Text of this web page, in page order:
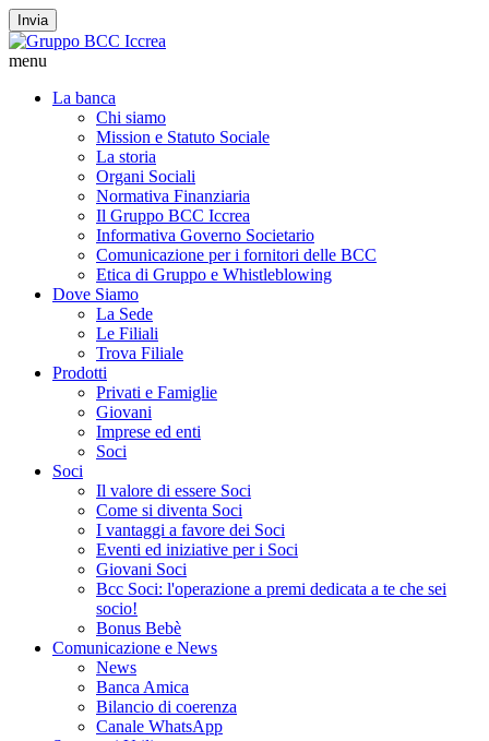
Invia
menu
La banca
Chi siamo
Mission e Statuto Sociale
La storia
Organi Sociali
Normativa Finanziaria
Il Gruppo BCC Iccrea
Informativa Governo Societario
Comunicazione per i fornitori delle BCC
Etica di Gruppo e Whistleblowing
Dove Siamo
La Sede
Le Filiali
Trova Filiale
Prodotti
Privati e Famiglie
Giovani
Imprese ed enti
Soci
Soci
Il valore di essere Soci
Come si diventa Soci
I vantaggi a favore dei Soci
Eventi ed iniziative per i Soci
Giovani Soci
Bcc Soci: l'operazione a premi dedicata a te che sei
socio!
Bonus Bebè
Comunicazione e News
News
Banca Amica
Bilancio di coerenza
Canale WhatsApp